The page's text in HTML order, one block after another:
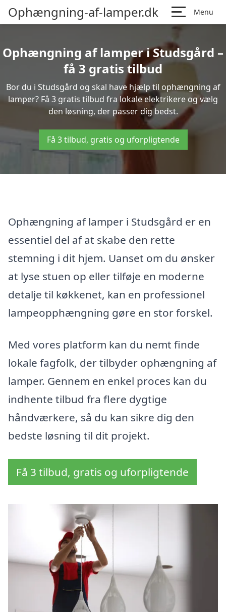
Ophængning-af-lamper.dk Menu
Ophængning af lamper i Studsgård –
få 3 gratis tilbud
Bor du i Studsgård og skal have hjælp til ophængning af
lamper? Få 3 gratis tilbud fra lokale elektrikere og vælg
den løsning, der passer dig bedst.
Få 3 tilbud, gratis og uforpligtende
Ophængning af lamper i Studsgård er en
essentiel del af at skabe den rette
stemning i dit hjem. Uanset om du ønsker
at lyse stuen op eller tilføje en moderne
detalje til køkkenet, kan en professionel
lampeopphængning gøre en stor forskel.
Med vores platform kan du nemt finde
lokale fagfolk, der tilbyder ophængning af
lamper. Gennem en enkel proces kan du
indhente tilbud fra flere dygtige
håndværkere, så du kan sikre dig den
bedste løsning til dit projekt.
Få 3 tilbud, gratis og uforpligtende